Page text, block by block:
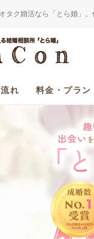
タク婚活なら「とら婚」
れ 料金・プラン